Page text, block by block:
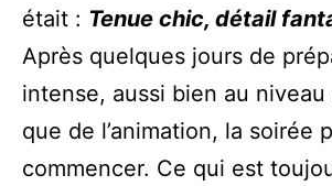
était : Tenue chic, détail
Après quelques jours de
intense, aussi bien au
que de l’animation, la soirée
commencer. Ce qui est